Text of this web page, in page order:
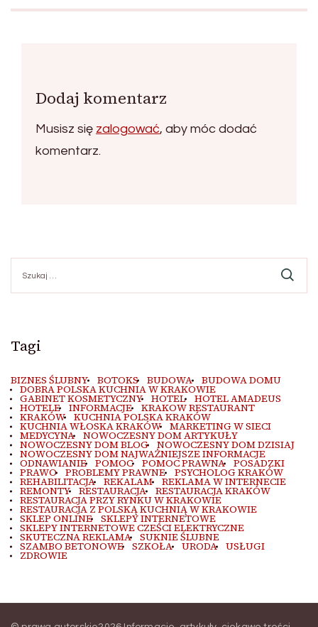
Dodaj komentarz
Musisz się zalogować, aby móc dodać
komentarz.
Tagi
BIZNES ŚLUBNY BOTOKS BUDOWA BUDOWA DOMU
DOBRA POLSKA KUCHNIA W KRAKOWIE
GABINET KOSMETYCZNY HOTEL HOTEL AMADEUS
HOTELE INFORMACJE KRAKOW RESTAURANT
KRAKÓW KUCHNIA POLSKA KRAKÓW
KUCHNIA WŁOSKA KRAKÓW MARKETING W SIECI
MEDYCYNA NOWOCZESNY DOM ARTYKUŁY
NOWOCZESNY DOM BLOG NOWOCZESNY DOM DZISIAJ
NOWOCZESNY DOM NAJWAŻNIEJSZE INFORMACJE
ODNAWIANIE POMOC POMOC PRAWNA POSADZKI
PRAWO PROBLEMY PRAWNE PSYCHOLOG KRAKÓW
REHABILITACJA REKALAM REKLAMA W INTERNECIE
REMONTY RESTAURACJA RESTAURACJA KRAKÓW
RESTAURACJA PRZY RYNKU W KRAKOWIE
RESTAURACJA Z POLSKĄ KUCHNIĄ W KRAKOWIE
SKLEP ONLINE SKLEPY INTERNETOWE
SKLEPY INTERNETOWE CZEŚCI ELEKTRYCZNE
SKUTECZNA REKLAMA SUKNIE ŚLUBNE
SZAMBO BETONOWE SZKOŁA URODA USŁUGI
ZDROWIE